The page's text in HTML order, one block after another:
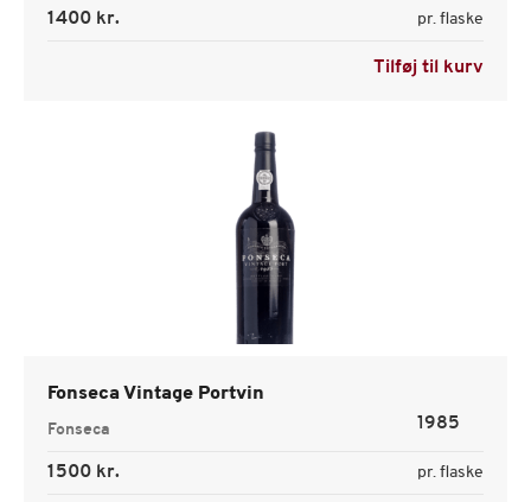
1400 kr. pr. flaske
Tilføj til kurv
Fonseca Vintage Portvin
Fonseca 1985
1500 kr. pr. flaske